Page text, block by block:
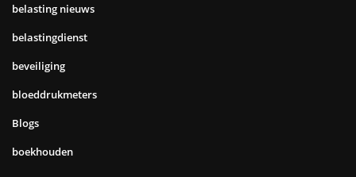
belasting nieuws
belastingdienst
beveiliging
bloeddrukmeters
Blogs
boekhouden